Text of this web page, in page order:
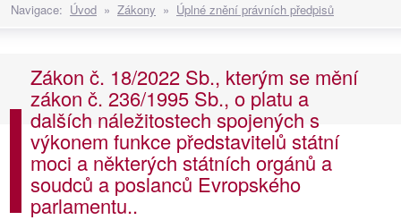
Navigace: Úvod » Zákony » Úplné znění právních předpisů
Zákon č. 18/2022 Sb., kterým se mění
zákon č. 236/1995 Sb., o platu a
dalších náležitostech spojených s
výkonem funkce představitelů státní
moci a některých státních orgánů a
soudců a poslanců Evropského
parlamentu..